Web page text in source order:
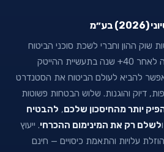
בע״מ
שוק ההון וחברי לשכת סוכני הביטוח
בישראל. נוסדה ע״י זאב יופה לאחר 40+ שנה בתעשיית ההייטק
להביא לעולם הביטוח את הסטנדרט
דיוק והוגנות. שלוש הבטחות פשוטות
יותר מהחיסכון שלכם, להבטיח
לשלם רק את המינימום ההכרחי. ייעוץ
עלויות והתאמת כיסויים — חינם